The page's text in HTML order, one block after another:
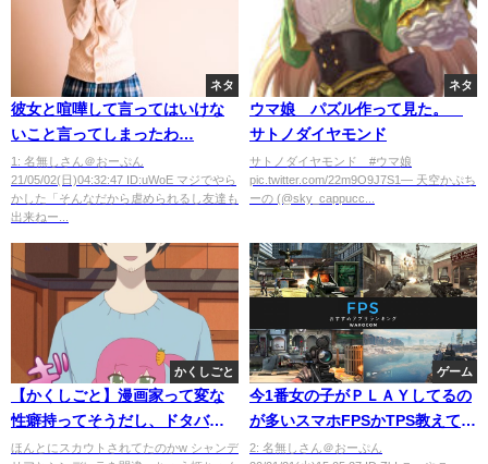
ネタ
彼女と喧嘩して言ってはいけな
いこと言ってしまったわ…
1: 名無しさん＠おーぷん
21/05/02(日)04:32:47 ID:uWoE マジでやら
かした「そんなだから虐められるし友達も
出来ねー...
ネタ
ウマ娘 パズル作って見た。
サトノダイヤモンド
サトノダイヤモンド #ウマ娘
pic.twitter.com/22m9O9J7S1— 天空かぷち
ーの (@sky_cappucc...
かくしごと
【かくしごと】漫画家って変な
性癖持ってそうだし、ドタバタ
パーティおもしろかった。
ほんとにスカウトされてたのかw シャンデ
ゲーム
今1番女の子がＰＬＡＹしてるの
が多いスマホFPSかTPS教えてく
れ
2: 名無しさん＠おーぷん